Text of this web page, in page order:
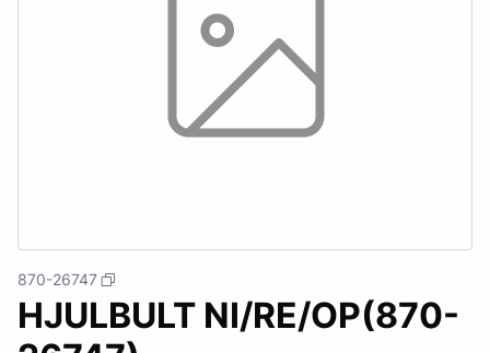
870-26747
HJULBULT NI/RE/OP(870-